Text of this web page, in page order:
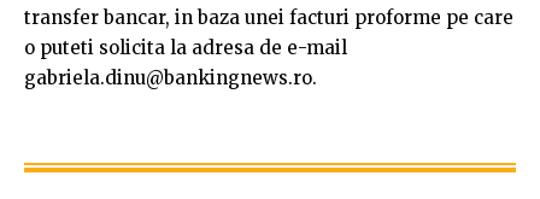
transfer bancar, in baza unei facturi proforme pe care
o puteti solicita la adresa de e-mail
gabriela.dinu@bankingnews.ro.